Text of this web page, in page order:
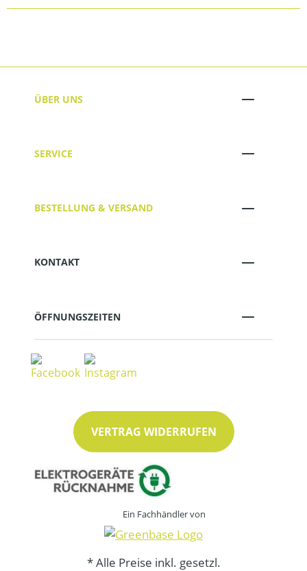
ÜBER UNS
SERVICE
BESTELLUNG & VERSAND
KONTAKT
ÖFFNUNGSZEITEN
VERTRAG WIDERRUFEN
Ein Fachhändler von
* Alle Preise inkl. gesetzl.